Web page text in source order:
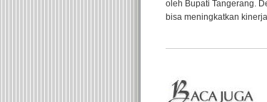
oleh Bupati Tangerang.
bisa meningkatkan